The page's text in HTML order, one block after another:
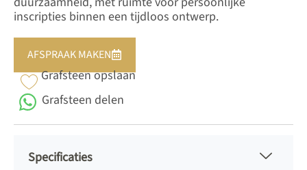
inscripties binnen een tijdloos ontwerp.
AFSPRAAK MAKEN
Grafsteen opslaan
Grafsteen delen
Specificaties